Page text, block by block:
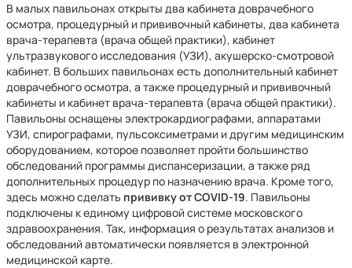
В малых павильонах открыты два кабинета доврачебного
осмотра, процедурный и прививочный кабинеты, два кабинета
врача-терапевта (врача общей практики), кабинет
ультразвукового исследования (УЗИ), акушерско-смотровой
кабинет. В больших павильонах есть дополнительный кабинет
доврачебного осмотра, а также процедурный и прививочный
кабинеты и кабинет врача-терапевта (врача общей практики).
Павильоны оснащены электрокардиографами, аппаратами
УЗИ, спирографами, пульсоксиметрами и другим медицинским
оборудованием, которое позволяет пройти большинство
обследований программы диспансеризации, а также ряд
дополнительных процедур по назначению врача. Кроме того,
здесь можно сделать прививку от COVID-19. Павильоны
подключены к единому цифровой системе московского
здравоохранения. Так, информация о результатах анализов и
обследований автоматически появляется в электронной
медицинской карте.